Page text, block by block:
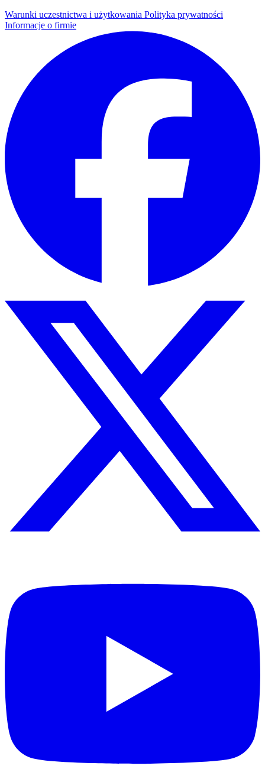
Warunki uczestnictwa i użytkowania Polityka prywatności
Informacje o firmie